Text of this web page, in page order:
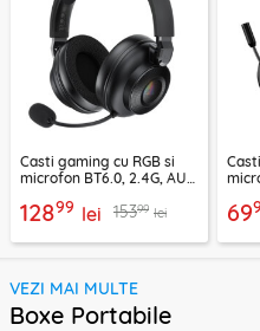
Casti gaming cu RGB si
microfon BT6.0, 2.4G, AUX
12899 lei 15399 lei 69
VEZI MAI MULTE
Boxe Portabile